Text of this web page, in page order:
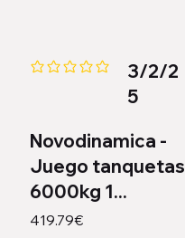
Aún no hay calificaciones
3/2/2
5
Novodinamica -
Juego tanquetas
6000kg 1...
419.79€